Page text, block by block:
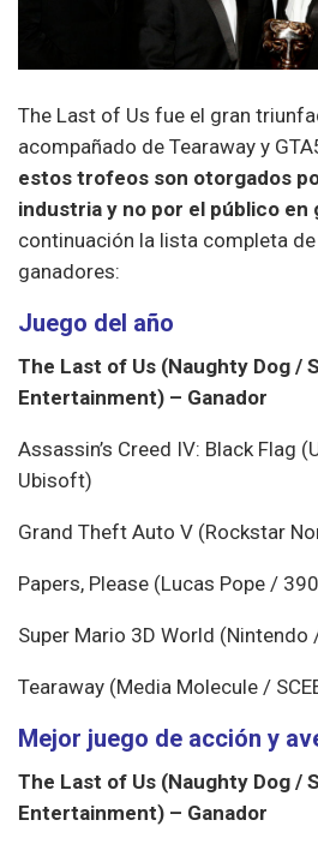
The Last of Us fue el gran
acompañado de Tearaway y
estos trofeos son otorgados
industria y no por el público en
continuación la lista completa
ganadores:
Juego del año
The Last of Us (Naughty Dog /
Entertainment) – Ganador
Assassin’s Creed IV: Black Flag
Ubisoft)
Grand Theft Auto V (Rockstar
Papers, Please (Lucas Pope /
Super Mario 3D World (Nintendo
Tearaway (Media Molecule /
Mejor juego de acción y
The Last of Us (Naughty Dog /
Entertainment) – Ganador